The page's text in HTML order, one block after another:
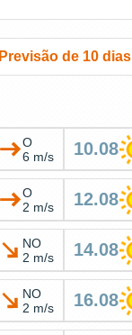
Previsão de 10 dias
O
6 m/s
10.08
O
2 m/s
12.08
NO
2 m/s
14.08
NO
2 m/s
16.08